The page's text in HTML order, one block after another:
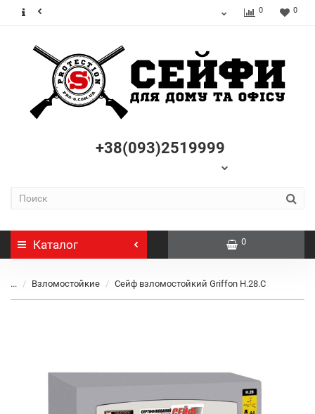
0 0
+38(093)2519999
Каталог 0
... Взломостойкие Сейф взломостойкий Griffon H.28.C